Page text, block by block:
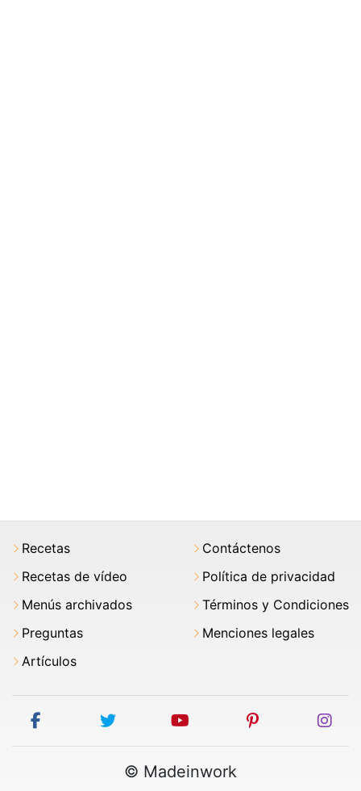
Recetas
Recetas de vídeo
Menús archivados
Preguntas
Artículos
Contáctenos
Política de privacidad
Términos y Condiciones
Menciones legales
facebook twitter youtube pinterest
© Madeinwork